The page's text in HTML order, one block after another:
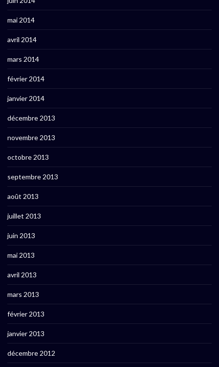
mai 2014
avril 2014
mars 2014
février 2014
janvier 2014
décembre 2013
novembre 2013
octobre 2013
septembre 2013
août 2013
juillet 2013
juin 2013
mai 2013
avril 2013
mars 2013
février 2013
janvier 2013
décembre 2012